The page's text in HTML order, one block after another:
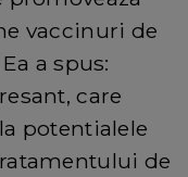
vaccinuri de
a spus:
care
potentialele
de